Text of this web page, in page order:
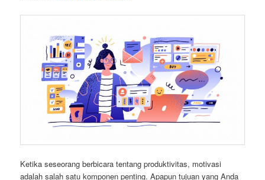
Ketika seseorang berbicara tentang produktivitas, motivasi
adalah salah satu komponen penting. Apapun tujuan yang Anda